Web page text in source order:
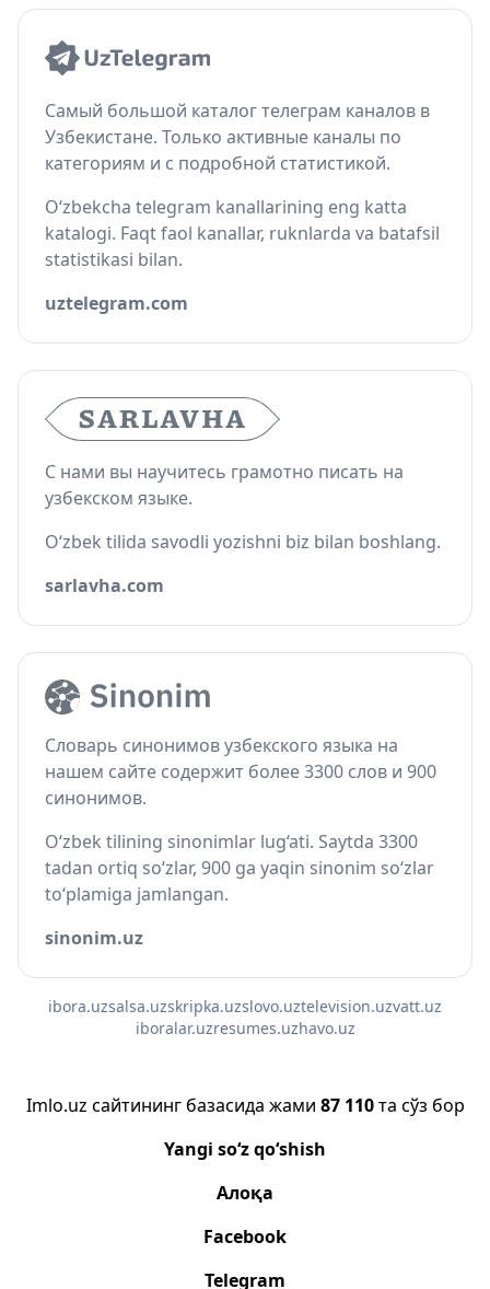
Самый большой каталог телеграм каналов в
Узбекистане. Только активные каналы по
категориям и с подробной статистикой.
O‘zbekcha telegram kanallarining eng katta
katalogi. Faqt faol kanallar, ruknlarda va batafsil
statistikasi bilan.
uztelegram.com
С нами вы научитесь грамотно писать на
узбекском языке.
O‘zbek tilida savodli yozishni biz bilan boshlang.
sarlavha.com
Словарь синонимов узбекского языка на
нашем сайте содержит более 3300 слов и 900
синонимов.
O‘zbek tilining sinonimlar lug‘ati. Saytda 3300
tadan ortiq so‘zlar, 900 ga yaqin sinonim so‘zlar
to‘plamiga jamlangan.
sinonim.uz
ibora.uzsalsa.uzskripka.uzslovo.uztelevision.uzvatt.uz
iboralar.uzresumes.uzhavo.uz
Imlo.uz сайтининг базасида жами 87 110та сўз бор
Yangi so‘z qo‘shish
Алоқа
Facebook
Telegram